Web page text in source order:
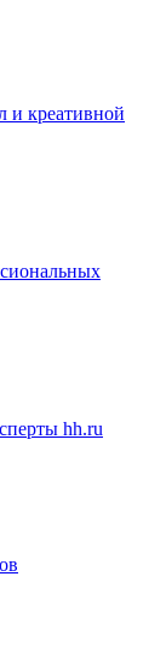
и креативной
hh.ru